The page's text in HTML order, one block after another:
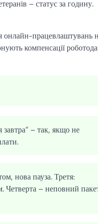
– статус за годину.
онлайн-працевлаштувань
компенсації
– так, якщо не
нова пауза. Третя:
Четверта – неповний